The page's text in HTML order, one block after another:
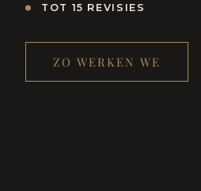
TOT 15 REVISIES
ZO WERKEN WE